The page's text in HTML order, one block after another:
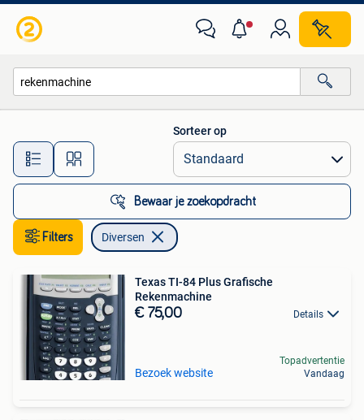
Alle afstanden…
Sorteer op
Bewaar je zoekopdracht
Filters Diversen
Texas TI-84 Plus Grafische
Rekenmachine
€ 75,00 Details
Bezoek website
Topadvertentie
Vandaag